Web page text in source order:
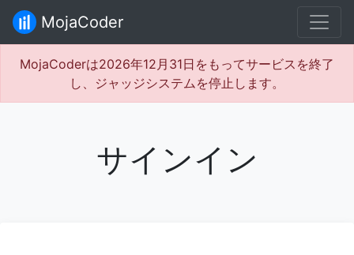
MojaCoder
MojaCoderは2026年12月31日をもってサービスを終了
し、ジャッジシステムを停止します。
サインイン